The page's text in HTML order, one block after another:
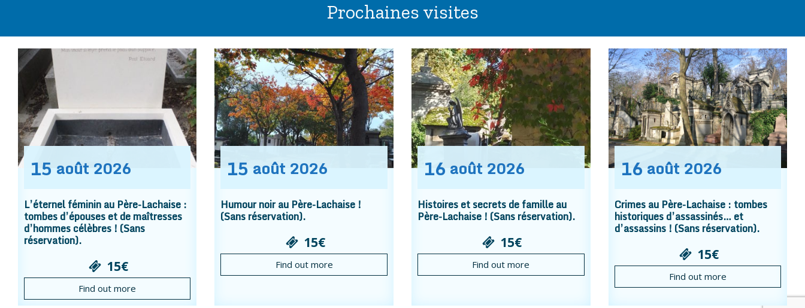
Prochaines visites
15 août 2026
L’éternel féminin au Père-Lachaise :
tombes d’épouses et de maîtresses
d’hommes célèbres ! (Sans
réservation).
15€
Find out more
15 août 2026
Humour noir au Père-Lachaise !
(Sans réservation).
15€
Find out more
16 août 2026
Histoires et secrets de famille au
Père-Lachaise ! (Sans réservation).
15€
Find out more
16 août 2026
Crimes au Père-Lachaise : tombes
historiques d’assassinés… et
d’assassins ! (Sans réservation).
15€
Find out more